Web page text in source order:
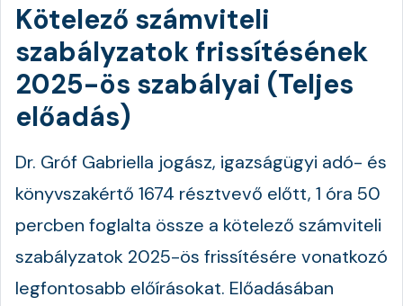
Kötelező számviteli
szabályzatok frissítésének
2025-ös szabályai (Teljes
előadás)
Dr. Gróf Gabriella jogász, igazságügyi adó- és
könyvszakértő 1674 résztvevő előtt, 1 óra 50
percben foglalta össze a kötelező számviteli
szabályzatok 2025-ös frissítésére vonatkozó
legfontosabb előírásokat. Előadásában